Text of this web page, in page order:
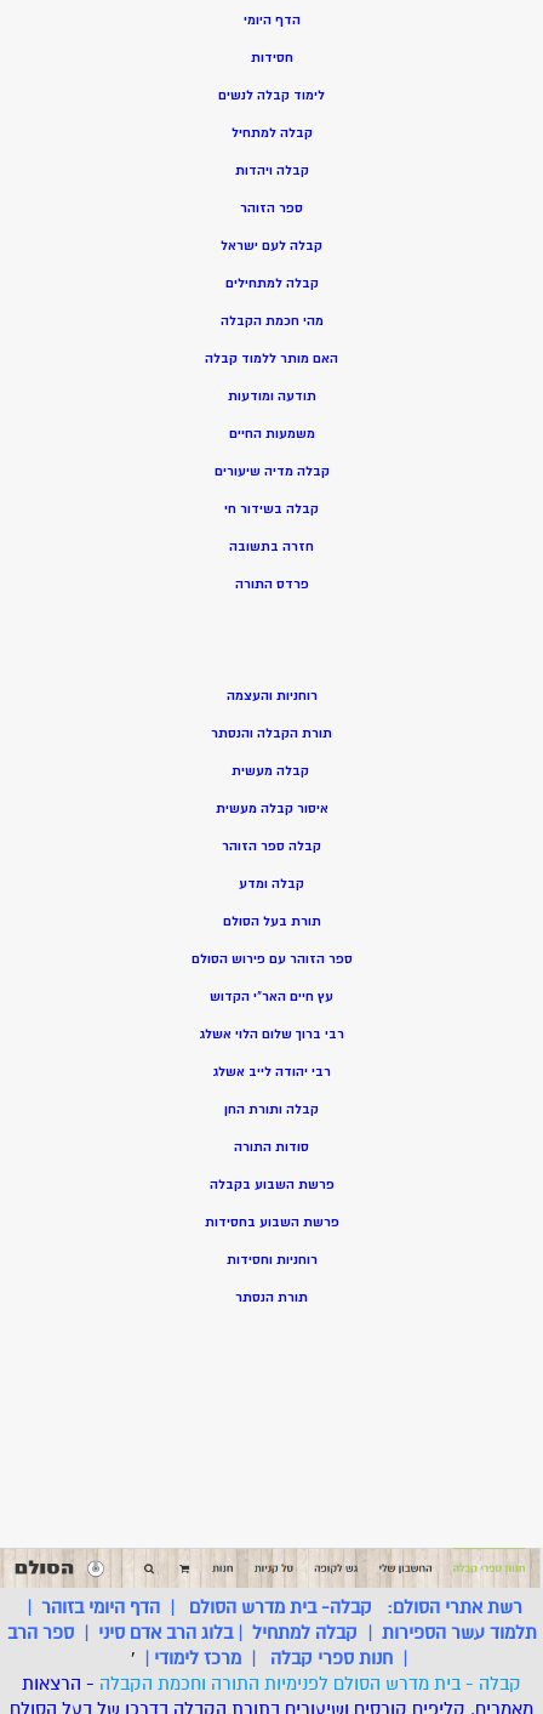
הדף היומי
חסידות
לימוד קבלה לנשים
קבלה למתחיל
קבלה ויהדות
ספר הזוהר
קבלה לעם ישראל
קבלה למתחילים
מהי חכמת הקבלה
האם מותר ללמוד קבלה
תודעה ומודעות
משמעות החיים
קבלה מדיה שיעורים
קבלה בשידור חי
חזרה בתשובה
פרדס התורה
רוחניות והעצמה
תורת הקבלה והנסתר
קבלה מעשית
איסור קבלה מעשית
קבלה ספר הזוהר
קבלה ומדע
תורת בעל הסולם
ספר הזוהר עם פירוש הסולם
עץ חיים האר”י הקדוש
רבי ברוך שלום הלוי אשלג
רבי יהודה לייב אשלג
קבלה ותורת החן
סודות התורה
פרשת השבוע בקבלה
פרשת השבוע בחסידות
רוחניות וחסידות
תורת הנסתר
רשת אתרי הסולם: קבלה- בית מדרש הסולם |הדף היומי בזוהר |
תלמוד עשר הספירות | קבלה למתחיל |בלוג הרב אדם סיני |ספר הרב
| חנות ספרי קבלה | מרכז לימודי |
'
קבלה - בית מדרש הסולם לפנימיות התורה וחכמת הקבלה - הרצאות
מאמרים, קליפים קורסים ושיעורים בתורת הקבלה בדרכו של בעל הסולם